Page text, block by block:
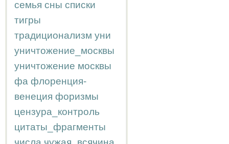
семья сны списки
тигры
традиционализм уни
уничтожение_москвы
уничтожение москвы
фа флоренция-
венеция форизмы
цензура_контроль
цитаты_фрагменты